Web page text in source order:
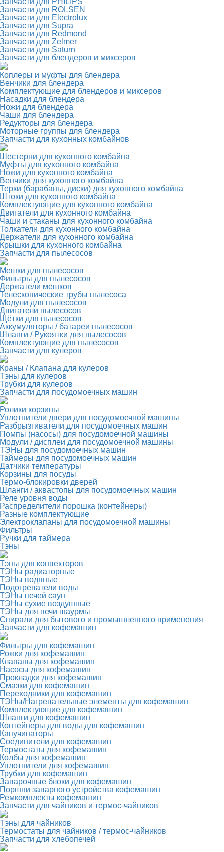
Запчасти для ROLSEN
Запчасти для Electrolux
Запчасти для Supra
Запчасти для Redmond
Запчасти для Zelmer
Запчасти для Saturn
Запчасти для блендеров и миксеров
Коплеры и муфты для блендера
Венчики для блендера
Комплектующие для блендеров и миксеров
Насадки для блендера
Ножи для блендера
Чаши для блендера
Редукторы для блендера
Моторные группы для блендера
Запчасти для кухонных комбайнов
Шестерни для кухонного комбайна
Муфты для кухонного комбайна
Ножи для кухонного комбайна
Венчики для кухонного комбайна
Терки (барабаны, диски) для кухонного комбайна
Штоки для кухонного комбайна
Комплектующие для кухонного комбайна
Двигатели для кухонного комбайна
Чаши и стаканы для кухонного комбайна
Толкатели для кухонного комбайна
Держатели для кухонного комбайна
Крышки для кухонного комбайна
Запчасти для пылесосов
Мешки для пылесосов
Фильтры для пылесосов
Держатели мешков
Телескопические трубы пылесоса
Модули для пылесосов
Двигатели пылесосов
Щётки для пылесосов
Аккумуляторы / батареи пылесосов
Шланги / Рукоятки для пылесосов
Комплектующие для пылесосов
Запчасти для кулеров
Краны / Клапана для кулеров
Тэны для кулеров
Трубки для кулеров
Запчасти для посудомоечных машин
Ролики корзины
Уплотнители двери для посудомоечной машины
Разбрызгиватели для посудомоечных машин
Помпы (насосы) для посудомоечной машины
Модули / дисплеи для посудомоечной машины
ТЭНы для посудомоечных машин
Таймеры для посудомоечных машин
Датчики температуры
Корзины для посуды
Термо-блокировки дверей
Шланги / аквастопы для посудомоечных машин
Реле уровня воды
Распределители порошка (контейнеры)
Разные комплектующие
Электроклапаны для посудомоечной машины
Фильтры
Ручки для таймера
Тэны
Тэны для конвекторов
ТЭНы радиаторные
ТЭНы водяные
Подогреватели воды
ТЭНы печей саун
ТЭНы сухие воздушные
ТЭНы для печи шаурмы
Спирали для бытового и промышленного применения
Запчасти для кофемашин
Фильтры для кофемашин
Рожки для кофемашин
Клапаны для кофемашин
Насосы для кофемашин
Прокладки для кофемашин
Смазки для кофемашин
Переходники для кофемашин
ТЭНы/Нагревательные элементы для кофемашин
Комплектующие для кофемашин
Шланги для кофемашин
Контейнеры для воды для кофемашин
Капучинаторы
Соединители для кофемашин
Термостаты для кофемашин
Колбы для кофемашин
Уплотнители для кофемашин
Трубки для кофемашин
Заварочные блоки для кофемашин
Поршни заварного устройства кофемашин
Ремкомплекты кофемашин
Запчасти для чайников и термос-чайников
Тэны для чайников
Термостаты для чайников / термос-чайников
Запчасти для хлебопечей